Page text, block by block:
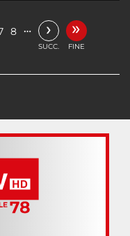
8 … ›
SUCC.
»
FINE